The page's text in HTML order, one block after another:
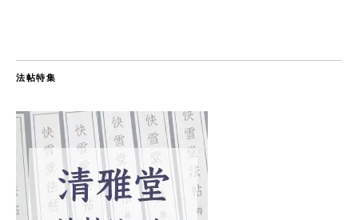
法帖特集